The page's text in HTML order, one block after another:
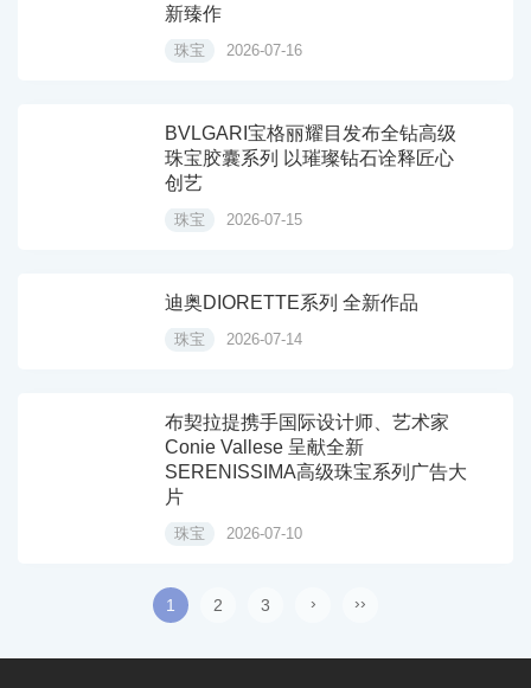
新臻作
珠宝 2026-07-16
BVLGARI宝格丽耀目发布全钻高级
珠宝胶囊系列 以璀璨钻石诠释匠心
创艺
珠宝 2026-07-15
迪奥DIORETTE系列 全新作品
珠宝 2026-07-14
布契拉提携手国际设计师、艺术家
Conie Vallese 呈献全新
SERENISSIMA高级珠宝系列广告大
片
珠宝 2026-07-10
1 2 3 › ››